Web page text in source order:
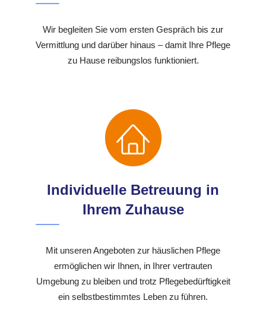
Wir begleiten Sie vom ersten Gespräch bis zur
Vermittlung und darüber hinaus – damit Ihre Pflege
zu Hause reibungslos funktioniert.
Individuelle Betreuung in
Ihrem Zuhause
Mit unseren Angeboten zur häuslichen Pflege
ermöglichen wir Ihnen, in Ihrer vertrauten
Umgebung zu bleiben und trotz Pflegebedürftigkeit
ein selbstbestimmtes Leben zu führen.